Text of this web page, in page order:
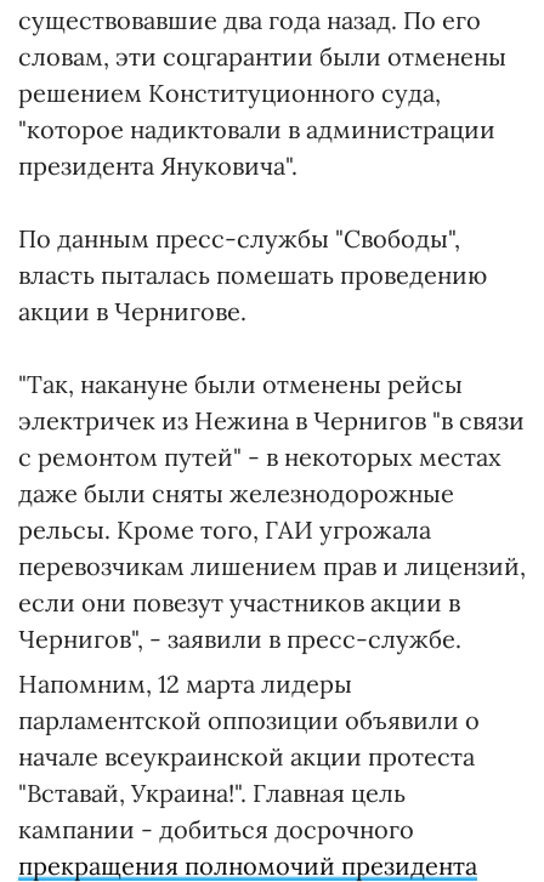
существовавшие два года назад. По его
словам, эти соцгарантии были отменены
решением Конституционного суда,
"которое надиктовали в администрации
президента Януковича".
По данным пресс-службы "Свободы",
власть пыталась помешать проведению
акции в Чернигове.
"Так, накануне были отменены рейсы
электричек из Нежина в Чернигов "в связи
с ремонтом путей" - в некоторых местах
даже были сняты железнодорожные
рельсы. Кроме того, ГАИ угрожала
перевозчикам лишением прав и лицензий,
если они повезут участников акции в
Чернигов", - заявили в пресс-службе.
Напомним, 12 марта лидеры
парламентской оппозиции объявили о
начале всеукраинской акции протеста
"Вставай, Украина!". Главная цель
кампании - добиться досрочного
прекращения полномочий президента